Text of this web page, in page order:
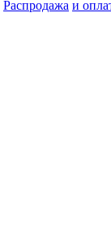
Распродажа и